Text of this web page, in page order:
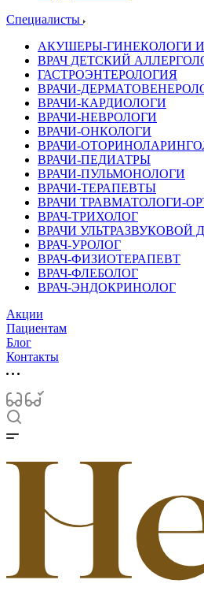
Специалисты
АКУШЕРЫ-ГИНЕКОЛОГИ
ВРАЧ ДЕТСКИЙ
ГАСТРОЭНТЕРОЛОГИЯ
ВРАЧИ-
ВРАЧИ-КАРДИОЛОГИ
ВРАЧИ-НЕВРОЛОГИ
ВРАЧИ-ОНКОЛОГИ
ВРАЧИ-
ВРАЧИ-ПЕДИАТРЫ
ВРАЧИ-ПУЛЬМОНОЛОГИ
ВРАЧИ-ТЕРАПЕВТЫ
ВРАЧИ ТРАВМАТОЛОГИ-
ВРАЧ-ТРИХОЛОГ
ВРАЧИ УЛЬТРАЗВУКОВОЙ
ВРАЧ-УРОЛОГ
ВРАЧ-ФИЗИОТЕРАПЕВТ
ВРАЧ-ФЛЕБОЛОГ
ВРАЧ-ЭНДОКРИНОЛОГ
Акции
Пациентам
Блог
Контакты